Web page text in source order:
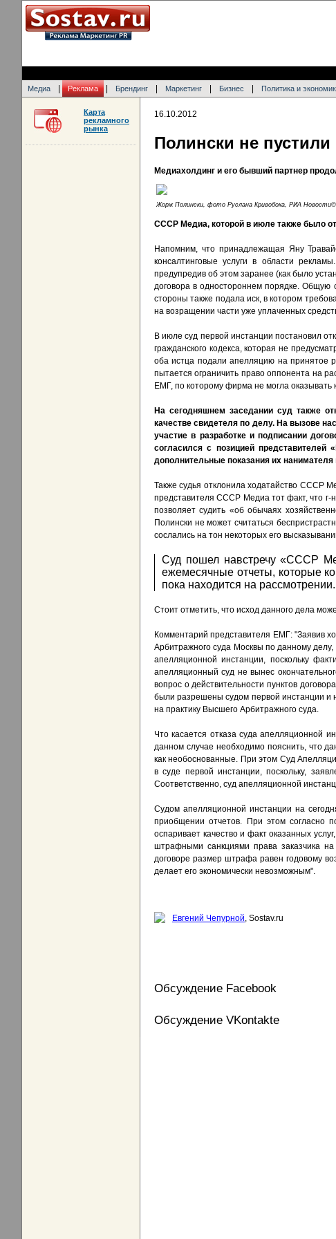
Медиа Реклама Брендинг Маркетинг Бизнес Политика и
16.10.2012
Полински не
Медиахолдинг и его бывший партнер
Жорж Полински, фото Руслана Кривобока, РИА Новости©
СССР Медиа, которой в июле также было
Напомним, что принадлежащая Яну
консалтинговые услуги в области
предупредив об этом заранее (как было
договора в одностороннем порядке.
стороны также подала иск, в котором
на возращении части уже уплаченных
В июле суд первой инстанции постановил
гражданского кодекса, которая не
оба истца подали апелляцию на принятое
пытается ограничить право оппонента на
ЕМГ, по которому фирма не могла оказывать
На сегодняшнем заседании суд также
качестве свидетеля по делу. На вызове
участие в разработке и подписании
согласился с позицией
дополнительные показания их нанимателя
Также судья отклонила ходатайство СССР
представителя СССР Медиа тот факт, что г-
позволяет судить «об обычаях
Полински не может считаться
сослались на тон некоторых его
Суд пошел навстречу «СССР
ежемесячные отчеты, которые
пока находится на
Стоит отметить, что исход данного дела
Комментарий представителя ЕМГ: "Заявив
Арбитражного суда Москвы по данному
апелляционной инстанции, поскольку
апелляционный суд не вынес
вопрос о действительности пунктов
были разрешены судом первой инстанции и
на практику Высшего Арбитражного суда.
Что касается отказа суда апелляционной
данном случае необходимо пояснить, что
как необоснованные. При этом Суд
в суде первой инстанции, поскольку,
Соответственно, суд апелляционной
Судом апелляционной инстанции на
приобщении отчетов. При этом согласно
оспаривает качество и факт оказанных
штрафными санкциями права заказчика
договоре размер штрафа равен годовому
делает его экономически невозможным".
Евгений Чепурной, Sostav.ru
Обсуждение Facebook
Обсуждение VKontakte
Карта
рекламного
рынка